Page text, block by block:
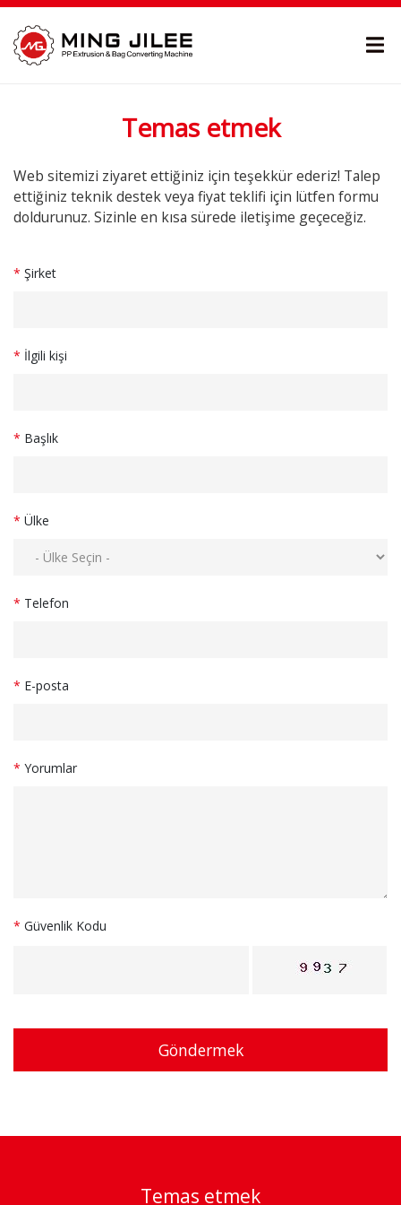
Temas etmek
Web sitemizi ziyaret ettiğiniz için teşekkür ederiz! Talep
ettiğiniz teknik destek veya fiyat teklifi için lütfen formu
doldurunuz. Sizinle en kısa sürede iletişime geçeceğiz.
* Şirket
* İlgili kişi
* Başlık
* Ülke
* Telefon
* E-posta
* Yorumlar
* Güvenlik Kodu
Göndermek
Temas etmek